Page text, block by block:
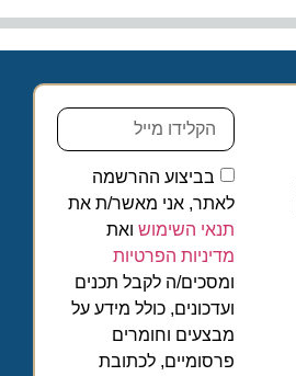
בביצוע ההרשמה
לאתר, אני מאשר/ת את
תנאי השימוש ואת
מדיניות הפרטיות
ומסכים/ה לקבל תכנים
ועדכונים, כולל מידע על
מבצעים וחומרים
פרסומיים, לכתובת